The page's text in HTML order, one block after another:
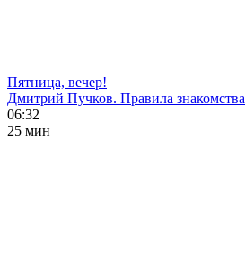
Пятница, вечер!
Дмитрий Пучков. Правила
06:32
25 мин